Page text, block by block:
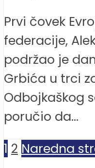
Prvi čovek
federacije,
podržao je
Grbića u trci
Odbojkaškog
poručio da...
1 2 Naredna